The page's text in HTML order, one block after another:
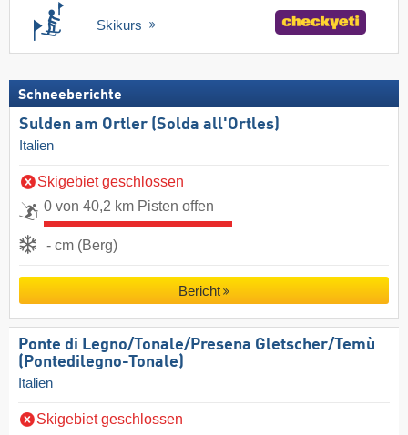
Skikurs
Schneeberichte
Sulden am Ortler (Solda all'Ortles)
Italien
Skigebiet geschlossen
0 von 40,2 km Pisten offen
- cm (Berg)
Bericht
Ponte di Legno/​Tonale/​Presena Gletscher/​Temù
(Pontedilegno-Tonale)
Italien
Skigebiet geschlossen